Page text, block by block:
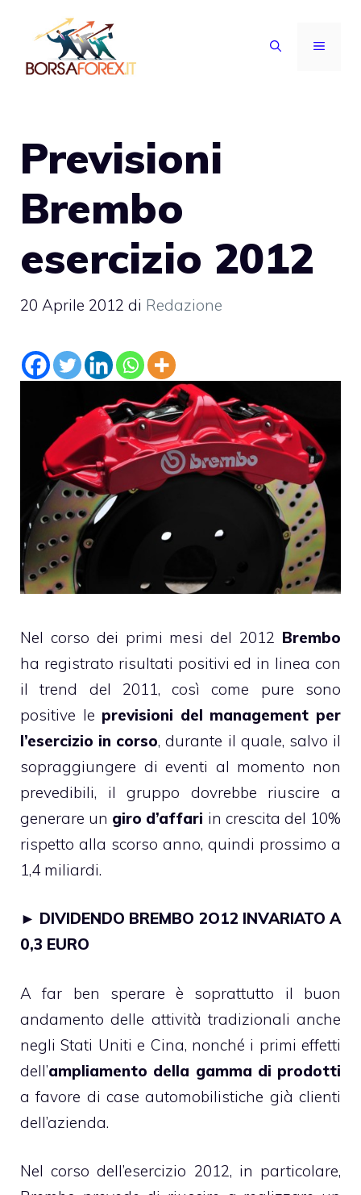
contenuto
MENU
Previsioni
Brembo
esercizio 2012
20 Aprile 2012 di Redazione
Nel corso dei primi mesi del 2012 Brembo
ha registrato risultati positivi ed in linea con
il trend del 2011, così come pure sono
positive le previsioni del management per
l’esercizio in corso, durante il quale, salvo il
sopraggiungere di eventi al momento non
prevedibili, il gruppo dovrebbe riuscire a
generare un giro d’affari in crescita del 10%
rispetto alla scorso anno, quindi prossimo a
1,4 miliardi.
► DIVIDENDO BREMBO 2O12 INVARIATO A
0,3 EURO
A far ben sperare è soprattutto il buon
andamento delle attività tradizionali anche
negli Stati Uniti e Cina, nonché i primi effetti
dell’ampliamento della gamma di prodotti
a favore di case automobilistiche già clienti
dell’azienda.
Nel corso dell’esercizio 2012, in particolare,